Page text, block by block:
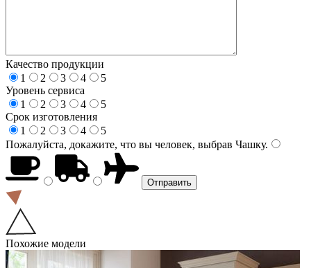
Качество продукции
1
2 3 4
5
Уровень сервиса
1
2 3 4
5
Срок изготовления
1
2 3 4
5
Пожалуйста, докажите, что вы человек, выбрав Чашку.
Похожие модели